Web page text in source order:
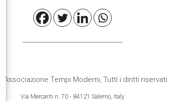
Associazione Tempi Moderni, Tutti i diritti riservati
Via Mercanti n. 70 - 84121 Salerno, Italy